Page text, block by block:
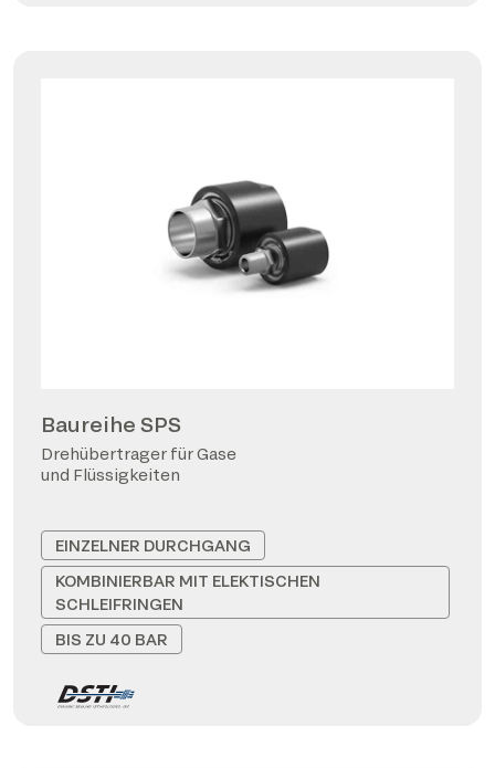
Baureihe SPS
Drehübertrager für Gase
und Flüssigkeiten
EINZELNER DURCHGANG
KOMBINIERBAR MIT ELEKTISCHEN
SCHLEIFRINGEN
BIS ZU 40 BAR